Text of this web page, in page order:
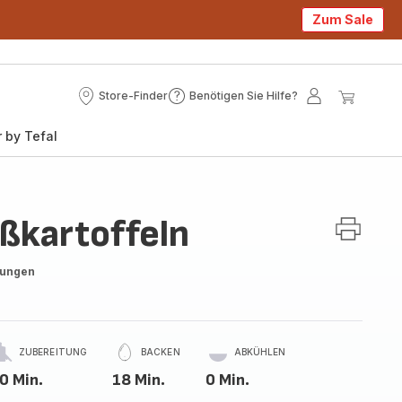
Zum Sale
Store-Finder
Store-
Benötigen Sie Hilfe?
Benötigen
Mein
by Tefal
ZUBEREITUNG
Min.
BACKEN
18 Min.
ABKÜHLEN
0 Min.